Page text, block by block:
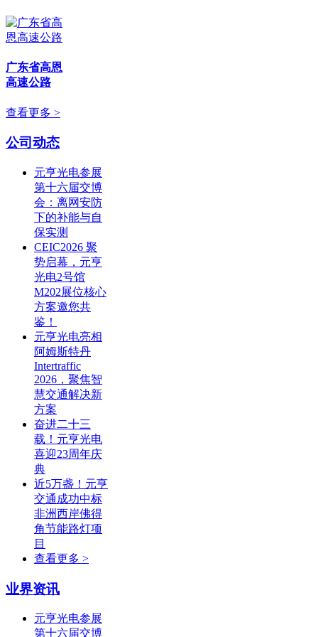
广东省高恩
高速公路
查看更多 >
公司动态
元亨光电参展
第十六届交博
会：离网安防
下的补能与自
保实测
CEIC2026 聚
势启幕，元亨
光电2号馆
M202展位核心
方案邀您共
鉴！
元亨光电亮相
阿姆斯特丹
Intertraffic
2026，聚焦智
慧交通解决新
方案
奋进二十三
载！元亨光电
喜迎23周年庆
典
近5万盏！元亨
交通成功中标
非洲西岸佛得
角节能路灯项
目
查看更多 >
业界资讯
元亨光电参展
第十六届交博